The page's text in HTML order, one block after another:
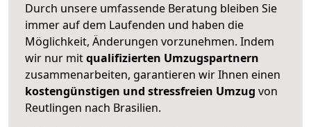
Durch unsere umfassende Beratung bleiben Sie
immer auf dem Laufenden und haben die
Möglichkeit, Änderungen vorzunehmen. Indem
wir nur mitqualifizierten Umzugspartnern
zusammenarbeiten, garantieren wir Ihnen einen
kostengünstigen und stressfreien Umzug von
Reutlingen nach Brasilien.